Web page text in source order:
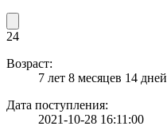
24
Возраст:
7 лет 8 месяцев 14 дней
Дата поступления:
2021-10-28 16:11:00